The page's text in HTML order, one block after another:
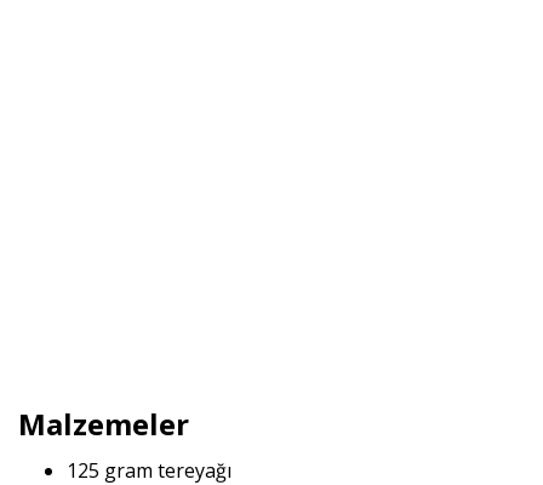
Malzemeler
125 gram tereyağı